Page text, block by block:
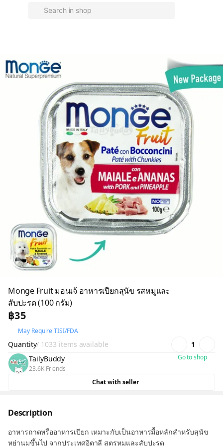
Monge Fruit มอนเจ้ อาหารเปียกสุนัข รสหมูและ
สับปะรด (100 กรัม)
฿35
May Require TISI/FDA
Quantity/ 1033 items available
1
TailyBuddy
23.6K Friends
Go to shop
Chat with seller
Description
อาหารถาดหรืออาหารเปียก เหมาะกับเป็นอาหารมื้อหลักสำหรับสุนัข
หย่านมขึ้นไป จากประเทศอิตาลี สูตรหมูและสับปะรด